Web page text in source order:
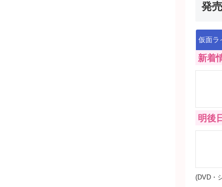
発
仮面ラ
新着
明後
(DVD・